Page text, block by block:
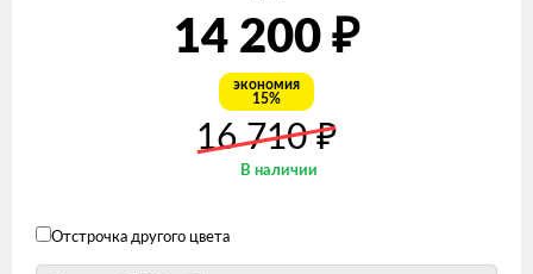
14 200 ₽
экономия
15%
16 710₽
В наличии
Отстрочка другого цвета